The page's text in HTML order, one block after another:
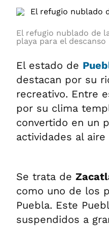
El refugio nublado de
playa para el descanso
El estado de
destacan por su
recreativo. Entre
por su clima
convertido en un
actividades al
Se trata de
como uno de los
Puebla. Este
suspendidos a